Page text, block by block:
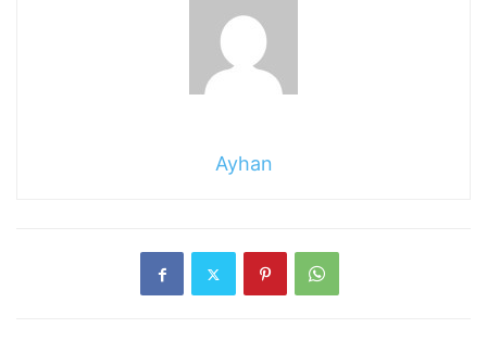
Ayhan